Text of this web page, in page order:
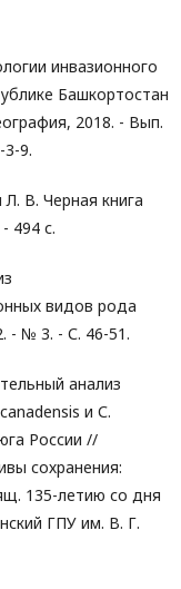
инвазионного
Башкортостан
2018. - Вып.
9.
В. Черная книга
494 с.
видов рода
- № 3. - С. 46-51.
анализ
и С.
России //
сохранения:
135-летию со дня
ГПУ им. В. Г.